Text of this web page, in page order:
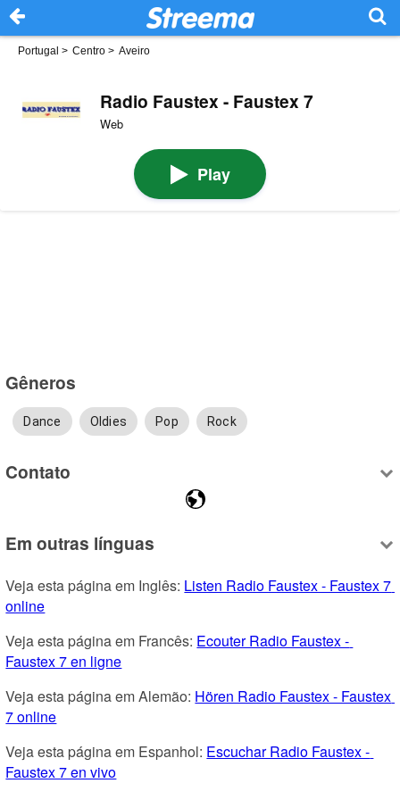
Portugal > Centro > Aveiro
Radio Faustex - Faustex 7
Web
Play
Gêneros
Dance Oldies Pop Rock
Contato
Em outras línguas
Veja esta página em Inglês: Listen Radio Faustex - Faustex 7
online
Veja esta página em Francês: Ecouter Radio Faustex -
Faustex 7 en ligne
Veja esta página em Alemão: Hören Radio Faustex - Faustex
7 online
Veja esta página em Espanhol: Escuchar Radio Faustex -
Faustex 7 en vivo